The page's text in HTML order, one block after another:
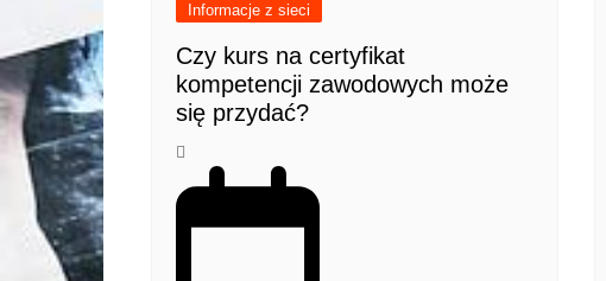
Informacje z sieci
Czy kurs na certyfikat
kompetencji zawodowych może
się przydać?